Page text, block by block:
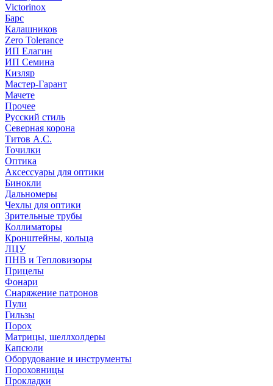
Victorinox
Барс
Калашников
Zero Tolerance
ИП Елагин
ИП Семина
Кизляр
Мастер-Гарант
Мачете
Прочее
Русский стиль
Северная корона
Титов А.С.
Точилки
Оптика
Аксессуары для оптики
Бинокли
Дальномеры
Чехлы для оптики
Зрительные трубы
Коллиматоры
Кронштейны, кольца
ЛЦУ
ПНВ и Тепловизоры
Прицелы
Фонари
Снаряжение патронов
Пули
Гильзы
Порох
Матрицы, шеллхолдеры
Капсюли
Оборудование и инструменты
Пороховницы
Прокладки